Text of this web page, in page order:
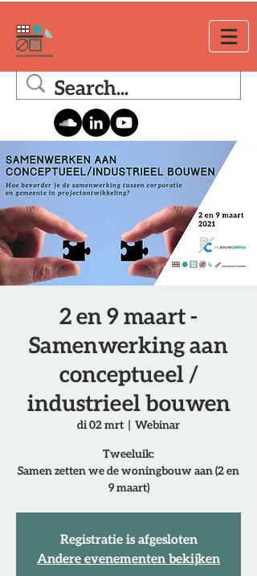
2 en 9 maart -
Samenwerking aan
conceptueel /
industrieel bouwen
di 02 mrt
  |
Webinar
Tweeluik:
Samen zetten we de woningbouw aan (2 en
9 maart)
Registratie is afgesloten
Andere evenementen bekijken